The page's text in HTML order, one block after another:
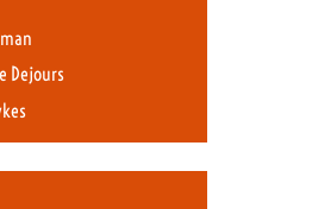
Dejours